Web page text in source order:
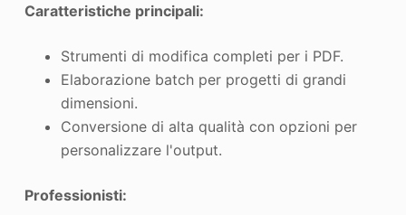
Caratteristiche principali:
Strumenti di modifica completi per i PDF.
Elaborazione batch per progetti di grandi
dimensioni.
Conversione di alta qualità con opzioni per
personalizzare l'output.
Professionisti: